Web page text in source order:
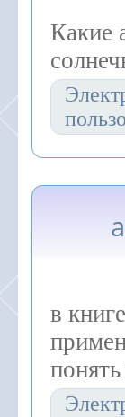
Какие
в